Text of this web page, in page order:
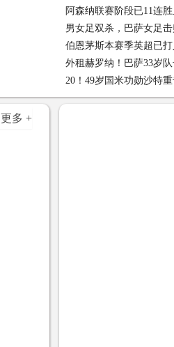
懵了 01-29
阿森纳联赛阶段已11连
男女足双杀，巴萨女足
26
伯恩茅斯本赛季英超已打
外租赫罗纳！巴萨33岁
20！49岁国米功勋沙特
榜首 01-09
更多 +